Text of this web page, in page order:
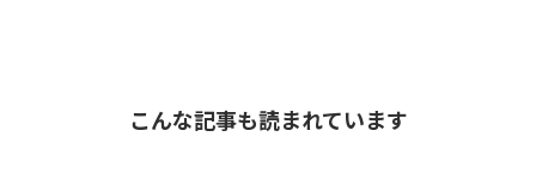
こんな記事も読まれています